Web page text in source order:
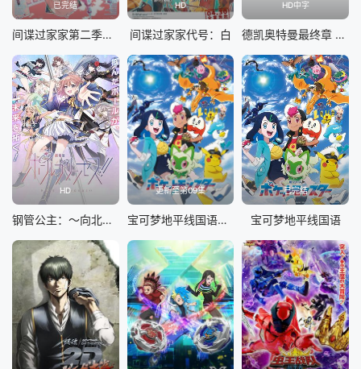
已完结
间谍过家家第二季国语
HD
间谍过家家代号：白
HD中字
德凯奥特曼最终章 向着旅途的彼岸……
HD
钢管公主：～向北极星许愿～
更新至第09集
宝可梦地平线国语第二季
已完结
宝可梦地平线国语